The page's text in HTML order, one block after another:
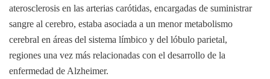
aterosclerosis en las arterias carótidas, encargadas de suministrar
sangre al cerebro, estaba asociada a un menor metabolismo
cerebral en áreas del sistema límbico y del lóbulo parietal,
regiones una vez más relacionadas con el desarrollo de la
enfermedad de Alzheimer.